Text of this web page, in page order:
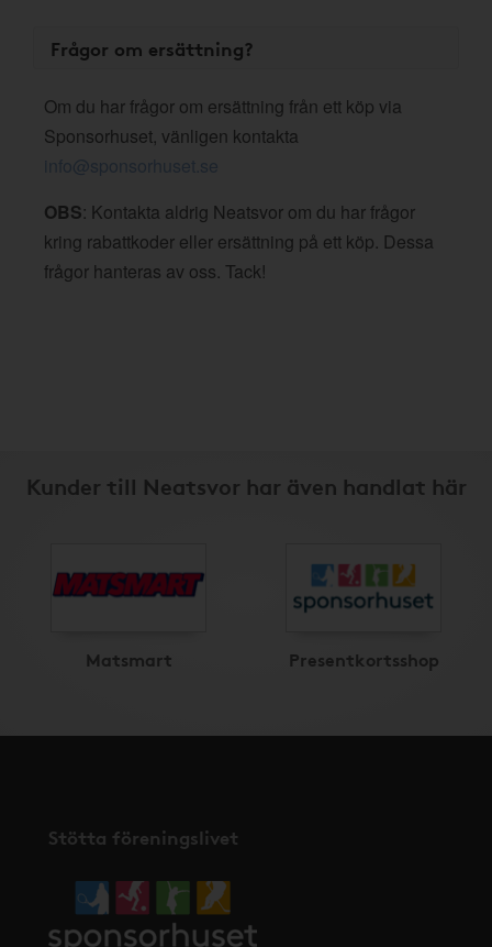
Frågor om ersättning?
Om du har frågor om ersättning från ett köp via
Sponsorhuset, vänligen kontakta
info@sponsorhuset.se
OBS: Kontakta aldrig Neatsvor om du har frågor
kring rabattkoder eller ersättning på ett köp. Dessa
frågor hanteras av oss. Tack!
Kunder till Neatsvor har även handlat här
Matsmart Presentkortsshop
Stötta föreningslivet